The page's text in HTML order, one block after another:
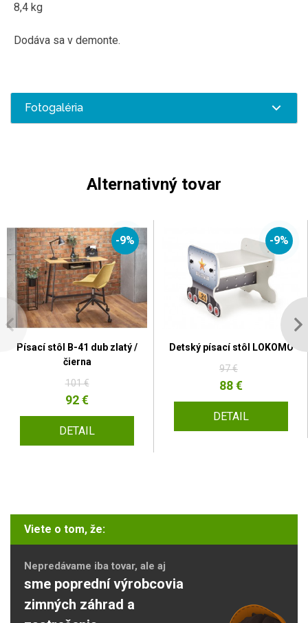
8,4 kg
Dodáva sa v demonte.
Fotogaléria
Alternativný tovar
-9%
Písací stôl B-41 dub zlatý /
čierna
101 €
92 €
DETAIL
-9%
Detský písací stôl LOKOMO
97 €
88 €
DETAIL
Viete o tom, že:
Nepredávame iba tovar, ale aj
sme poprední výrobcovia
zimných záhrad a